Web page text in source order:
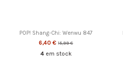
POP! Shang-Chi: Wenwu 847
6,40 €15,99 €
4 em stock